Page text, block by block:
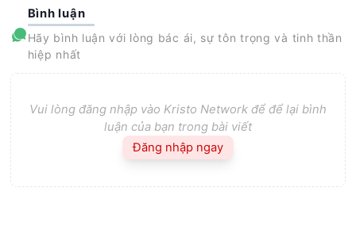
Bình luận
Hãy bình luận với lòng bác ái, sự tôn trọng và tinh thần
hiệp nhất
Vui lòng đăng nhập vào Kristo Network để để lại bình
luận của bạn trong bài viết
Đăng nhập ngay